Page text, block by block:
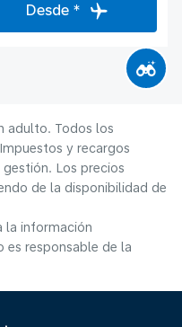
Desde *
adulto. Todos los
y recargos
Los precios
de la disponibilidad de
la información
es responsable de la